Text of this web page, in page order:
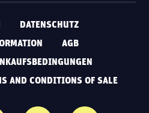
DATENSCHUTZ
AGB
AND CONDITIONS OF SALE